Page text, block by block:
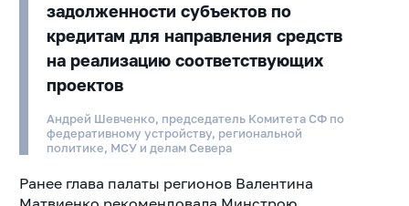
задолженности субъектов по
кредитам для направления средств
на реализацию соответствующих
проектов
Андрей Шевченко, председатель Комитета СФ по
федеративному устройству, региональной
политике, МСУ и делам Севера
Ранее глава палаты регионов Валентина